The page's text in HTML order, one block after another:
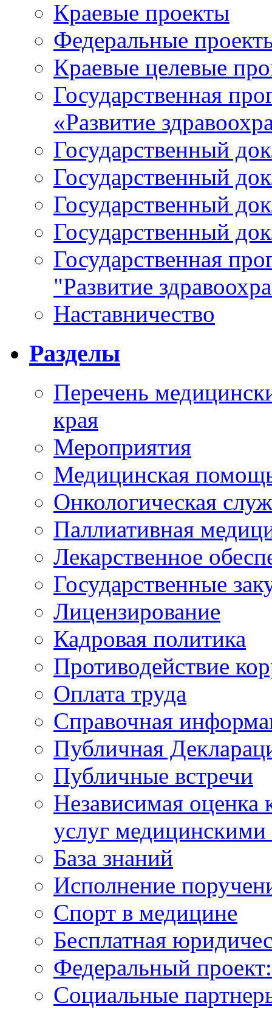
Краевые проекты
Федеральные
Краевые целевые
Государственная
«Развитие
Государственный
Государственный
Государственный
Государственный
Государственная
"Развитие
Наставничество
Разделы
Перечень
края
Мероприятия
Медицинская
Онкологическая
Паллиативная
Лекарственное
Государственные
Лицензирование
Кадровая политика
Противодействие
Оплата труда
Справочная
Публичная
Публичные встречи
Независимая оценка
услуг
База знаний
Исполнение
Спорт в медицине
Бесплатная
Федеральный
Социальные